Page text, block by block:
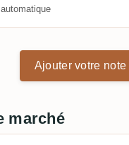
Ajouter votre note
marché